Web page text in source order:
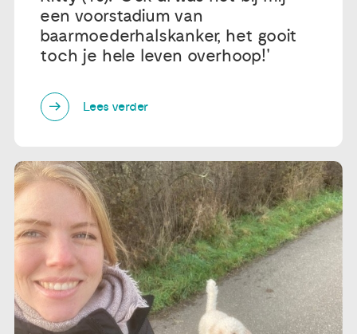
een voorstadium van
baarmoederhalskanker, het gooit
toch je hele leven overhoop!'
Lees verder